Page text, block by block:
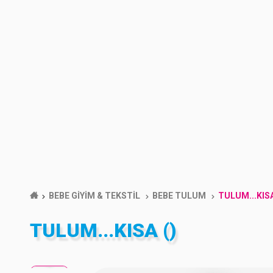
BEBE GİYİM & TEKSTİL BEBE TULUM
TULUM...KISA ()